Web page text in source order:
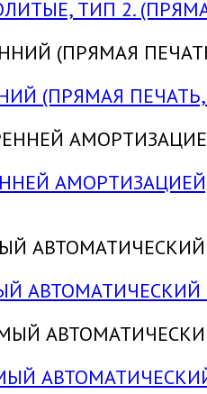
ТИП 2.
(ПРЯМАЯ ПЕЧАТЬ,